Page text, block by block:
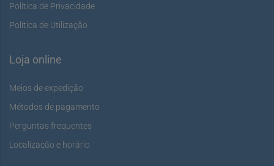
Política de Privacidade
Política de Utilização
Loja online
Meios de expedição
Métodos de pagamento
Perguntas frequentes
Localização e horário